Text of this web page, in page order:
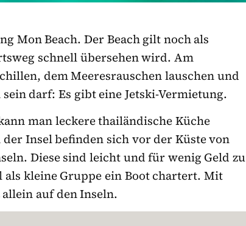
Mon Beach. Der Beach gilt noch als
schnell übersehen wird. Am
dem Meeresrauschen lauschen und
darf: Es gibt eine Jetski-Vermietung.
man leckere thailändische Küche
Insel befinden sich vor der Küste von
Diese sind leicht und für wenig Geld zu
kleine Gruppe ein Boot chartert. Mit
auf den Inseln.